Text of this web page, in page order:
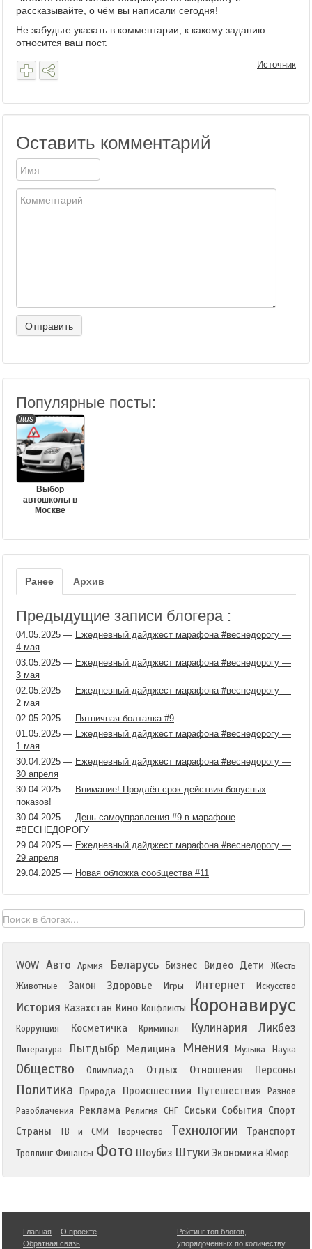
рассказывайте, о чём вы написали сегодня!
Не забудьте указать в комментарии, к какому заданию
относится ваш пост.
Источник
Оставить комментарий
Популярные посты:
titus
Выбор
автошколы в
Москве
Ранее Архив
Предыдущие записи блогера :
04.05.2025 — Ежедневный дайджест марафона #веснедорогу —
4 мая
03.05.2025 — Ежедневный дайджест марафона #веснедорогу —
3 мая
02.05.2025 — Ежедневный дайджест марафона #веснедорогу —
2 мая
02.05.2025 — Пятничная болталка #9
01.05.2025 — Ежедневный дайджест марафона #веснедорогу —
1 мая
30.04.2025 — Ежедневный дайджест марафона #веснедорогу —
30 апреля
30.04.2025 — Внимание! Продлён срок действия бонусных
показов!
30.04.2025 — День самоуправления #9 в марафоне
#ВЕСНЕДОРОГУ
29.04.2025 — Ежедневный дайджест марафона #веснедорогу —
29 апреля
29.04.2025 — Новая обложка сообщества #11
WOW Авто Армия Беларусь Бизнес Видео Дети
Жесть
Животные
Закон Здоровье Игры Интернет Искусство
История Казахстан Кино Конфликты Коронавирус
Коррупция Косметичка Криминал Кулинария Ликбез
Литература Лытдыбр Медицина Мнения Музыка Наука
Общество Олимпиада Отдых Отношения Персоны
Политика Природа Происшествия Путешествия
Разное
Разоблачения
Реклама Религия СНГ Сиськи События Спорт
Страны
ТВ и СМИ Творчество Технологии Транспорт
Троллинг Финансы Фото Шоубиз Штуки Экономика Юмор
Главная
О проекте
Обратная связь
Рейтинг топ блогов
упорядоченных по количеству